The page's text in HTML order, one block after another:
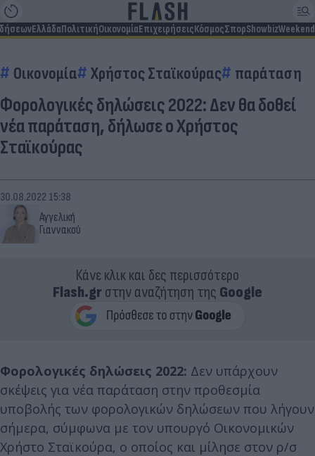
ΕλλάδαΠολιτικήΟικονομίαΕπιχειρήσειςΚόσμοςΣπορShowbizWeekend
Οικονομία Χρήστος Σταϊκούρας παράταση
Φορολογικές δηλώσεις 2022: Δεν θα δοθεί
νέα παράταση, δήλωσε ο Χρήστος
Σταϊκούρας
Αγγελική
Γιαννακού
30.08.2022 15:38
Κάνε κλικ και δες περισσότερο
Flash.grστην αναζήτηση της Google
Φορολογικές δηλώσεις 2022: Δεν υπάρχουν
σκέψεις για νέα παράταση στην προθεσμία
υποβολής των φορολογικών δηλώσεων που λήγουν
σήμερα, σύμφωνα με τον υπουργό Οικονομικών
Χρήστο Σταϊκούρα, ο οποίος και μίλησε στον ρ/σ